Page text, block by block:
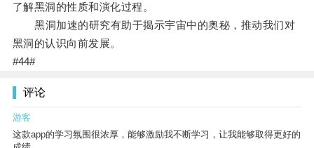
了解黑洞的性质和演化过程。
黑洞加速的研究有助于揭示宇宙中的奥秘，推动我们对
黑洞的认识向前发展。
#44#
评论
游客
这款app的学习氛围很浓厚，能够激励我不断学习，让我能够取得更好的